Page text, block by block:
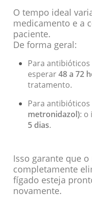
O tempo ideal
medicamento e a
paciente.
De forma geral:
Para antibióticos
esperar48 a 72
tratamento.
Para antibióticos
metronidazol): o
5 dias.
Isso garante que
completamente
fígado esteja
novamente.